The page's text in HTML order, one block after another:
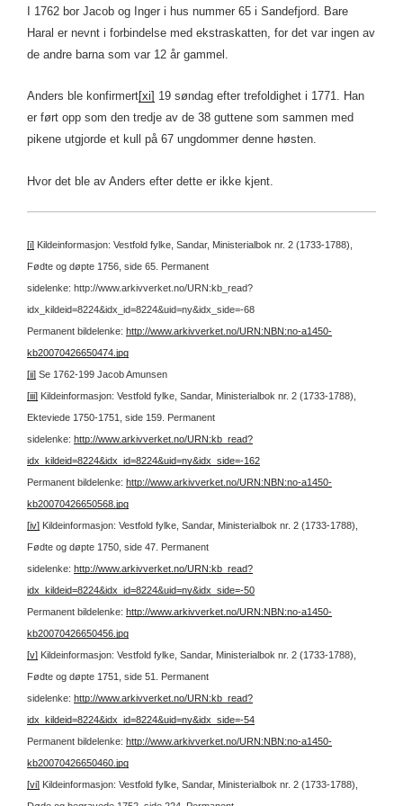
I 1762 bor Jacob og Inger i hus nummer 65 i Sandefjord. Bare
Haral er nevnt i forbindelse med ekstraskatten, for det var ingen av
de andre barna som var 12 år gammel.
Anders ble konfirmert[xi] 19 søndag efter trefoldighet i 1771. Han
er ført opp som den tredje av de 38 guttene som sammen med
pikene utgjorde et kull på 67 ungdommer denne høsten.
Hvor det ble av Anders efter dette er ikke kjent.
[i] Kildeinformasjon: Vestfold fylke, Sandar, Ministerialbok nr. 2 (1733-1788),
Fødte og døpte 1756, side 65. Permanent
sidelenke: http://www.arkivverket.no/URN:kb_read?
idx_kildeid=8224&idx_id=8224&uid=ny&idx_side=-68
Permanent bildelenke: http://www.arkivverket.no/URN:NBN:no-a1450-
kb20070426650474.jpg
[ii] Se 1762-199 Jacob Amunsen
[iii] Kildeinformasjon: Vestfold fylke, Sandar, Ministerialbok nr. 2 (1733-1788),
Ekteviede 1750-1751, side 159. Permanent
sidelenke: http://www.arkivverket.no/URN:kb_read?
idx_kildeid=8224&idx_id=8224&uid=ny&idx_side=-162
Permanent bildelenke: http://www.arkivverket.no/URN:NBN:no-a1450-
kb20070426650568.jpg
[iv] Kildeinformasjon: Vestfold fylke, Sandar, Ministerialbok nr. 2 (1733-1788),
Fødte og døpte 1750, side 47. Permanent
sidelenke: http://www.arkivverket.no/URN:kb_read?
idx_kildeid=8224&idx_id=8224&uid=ny&idx_side=-50
Permanent bildelenke: http://www.arkivverket.no/URN:NBN:no-a1450-
kb20070426650456.jpg
[v] Kildeinformasjon: Vestfold fylke, Sandar, Ministerialbok nr. 2 (1733-1788),
Fødte og døpte 1751, side 51. Permanent
sidelenke: http://www.arkivverket.no/URN:kb_read?
idx_kildeid=8224&idx_id=8224&uid=ny&idx_side=-54
Permanent bildelenke: http://www.arkivverket.no/URN:NBN:no-a1450-
kb20070426650460.jpg
[vi] Kildeinformasjon: Vestfold fylke, Sandar, Ministerialbok nr. 2 (1733-1788),